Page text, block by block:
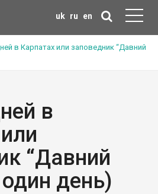
uk ru en
в Карпатах или заповедник “Давний
в
“Давний
день)